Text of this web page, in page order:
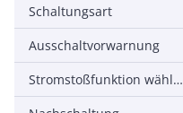
Schaltungsart
Ausschaltvorwarnung
Stromstoßfunktion wählbar